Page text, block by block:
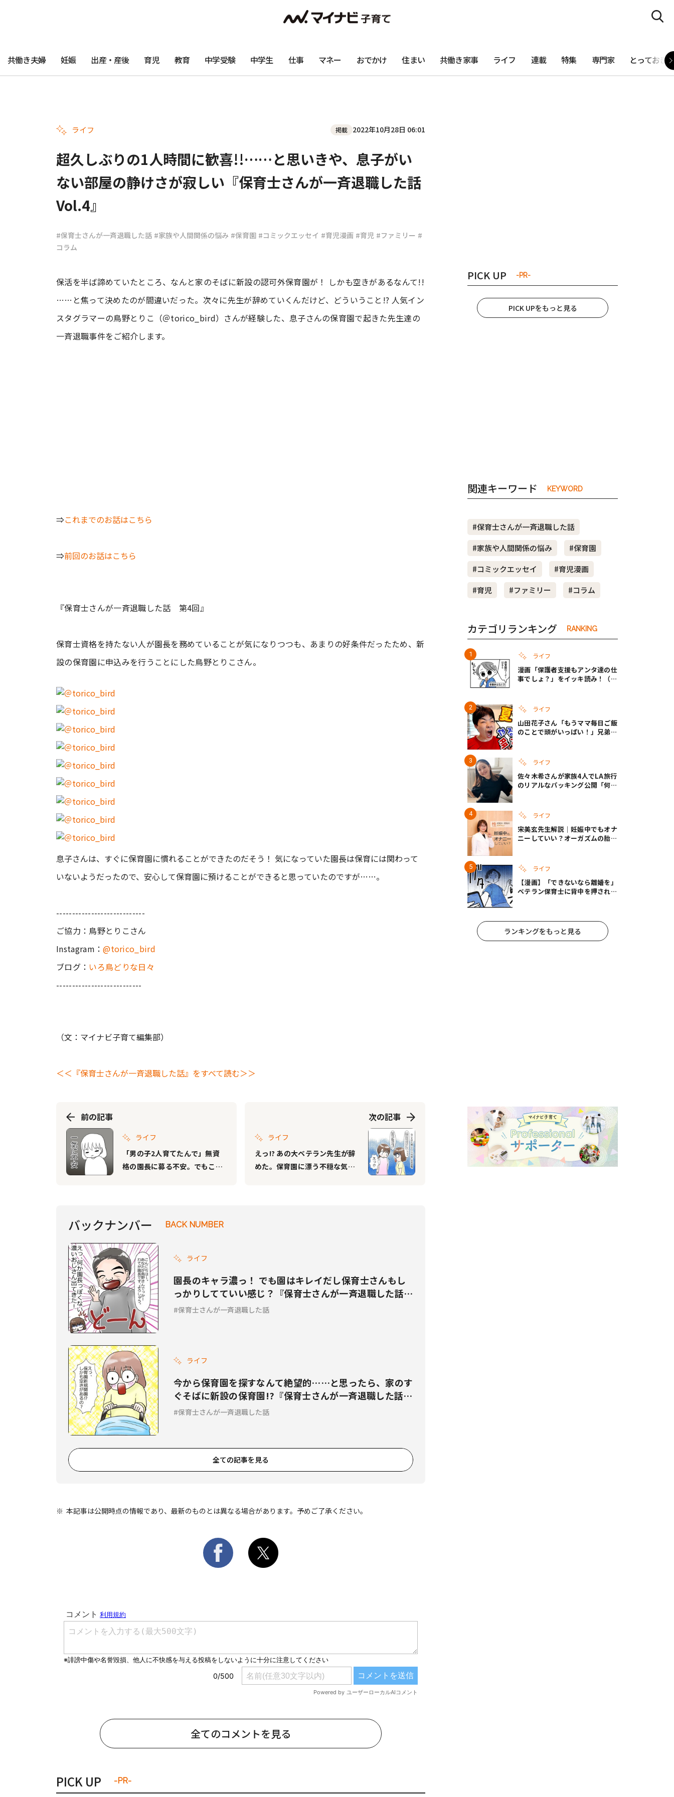
#渡邊大地の令和的ワーパパ道 #ベビーニュース #マタニティニュース
共働き夫婦 妊娠 出産・産後 育児 教育 中学受験 中学生 仕事 マネー おでかけ 住まい 共働き家事 ライフ 連載 特集 専門家 とっておき
ライフ 掲載 2022年10月28日 06:01
超久しぶりの1人時間に歓喜!!……と思いきや、息子がい
ない部屋の静けさが寂しい『保育士さんが一斉退職した話
Vol.4』
#保育士さんが一斉退職した話 #家族や人間関係の悩み #保育園 #コミックエッセイ #育児漫画 #育児 #ファミリー #
コラム
保活を半ば諦めていたところ、なんと家のそばに新設の認可外保育園が！ しかも空きがあるなんて!!
……と焦って決めたのが間違いだった。次々に先生が辞めていくんだけど、どういうこと!? 人気イン
スタグラマーの鳥野とりこ（＠torico_bird）さんが経験した、息子さんの保育園で起きた先生達の
一斉退職事件をご紹介します。
⇒これまでのお話はこちら
⇒前回のお話はこちら
『保育士さんが一斉退職した話 第4回』
保育士資格を持たない人が園長を務めていることが気になりつつも、あまりの好条件だったため、新
設の保育園に申込みを行うことにした鳥野とりこさん。
息子さんは、すぐに保育園に慣れることができたのだそう！ 気になっていた園長は保育には関わって
いないようだったので、安心して保育園に預けることができると思っていたのですが……。
----------------------------
ご協力：鳥野とりこさん
Instagram：@torico_bird
ブログ： いろ鳥どりな日々
---------------------------
（文：マイナビ子育て編集部）
＜＜『保育士さんが一斉退職した話』をすべて読む＞＞
前の記事
ライフ
「男の子2人育てたんで」無資
格の園長に募る不安。でもこん
次の記事
ライフ
えっ!? あの大ベテラン先生が辞
めた。保育園に漂う不穏な気配
バックナンバー BACK NUMBER
ライフ
園長のキャラ濃っ！ でも園はキレイだし保育士さんもし
っかりしてていい感じ？『保育士さんが一斉退職した話
Vol.2』
保育士さんが一斉退職した話
ライフ
今から保育園を探すなんて絶望的……と思ったら、家のす
ぐそばに新設の保育園!?『保育士さんが一斉退職した話
Vol.1』
保育士さんが一斉退職した話
全ての記事を見る
本記事は公開時点の情報であり、最新のものとは異なる場合があります。予めご了承ください。
全てのコメントを見る
PICK UP -PR-
PICK UP -PR-
PICK UPをもっと見る
関連キーワード KEYWORD
#保育士さんが一斉退職した話
#家族や人間関係の悩み
#保育園
#コミックエッセイ
#育児漫画
#育児
#ファミリー #コラム
カテゴリランキング RANKING
ライフ
漫画「保護者支援もアンタ達の仕
事でしょ？」をイッキ読み！（右
ライフ
山田花子さん「もうママ毎日ご飯
のことで頭がいっぱい！」兄弟夏
ライフ
佐々木希さんが家族4人でLA旅行
のリアルなパッキング公開「何が
ライフ
宋美玄先生解説｜妊娠中でもオナ
ニーしていい？オーガズムの胎児
ライフ
【漫画】「できないなら離婚を」
ベテラン保育士に背中を押され、
ランキングをもっと見る